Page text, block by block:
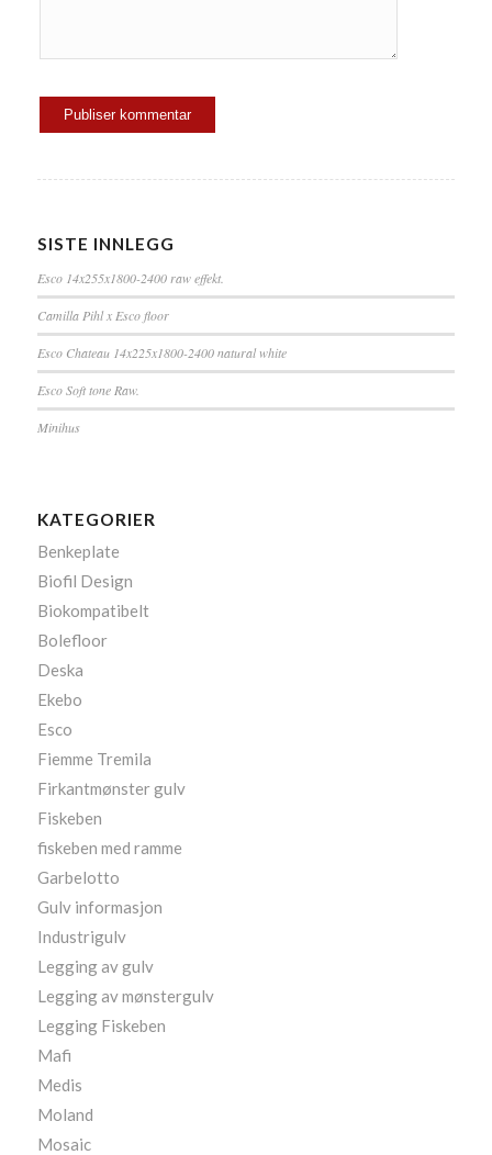
SISTE INNLEGG
Esco 14x255x1800-2400 raw effekt.
Camilla Pihl x Esco floor
Esco Chateau 14x225x1800-2400 natural white
Esco Soft tone Raw.
Minihus
KATEGORIER
Benkeplate
Biofil Design
Biokompatibelt
Bolefloor
Deska
Ekebo
Esco
Fiemme Tremila
Firkantmønster gulv
Fiskeben
fiskeben med ramme
Garbelotto
Gulv informasjon
Industrigulv
Legging av gulv
Legging av mønstergulv
Legging Fiskeben
Mafi
Medis
Moland
Mosaic